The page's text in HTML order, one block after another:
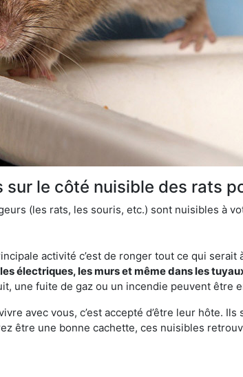
sur le côté nuisible des rats
(les rats, les souris, etc.) sont nuisibles à
activité c’est de ronger tout ce qui
électriques, les murs et même dans les
une fuite de gaz ou un incendie peuvent être
avec vous, c’est accepté d’être leur hôte.
être une bonne cachette, ces nuisibles